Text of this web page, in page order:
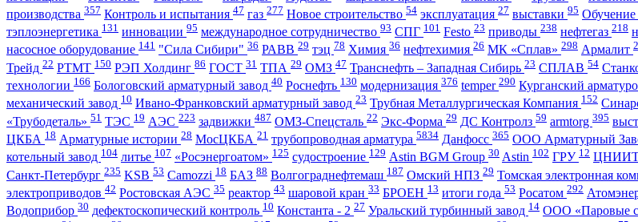
производства 357 Контроль и испытания 47 газ 277 Новое строительство 54 эксплуатация 27 выставки 95
тэплоэнергетика 131 инновации 95 международное сотрудничество 93 СПГ 101 Festo 23 приводы 238 нефтегаз 218
насосное оборудование 141 "Сила Сибири" 36 РАВВ 29 тэц 78 Химия 36 нефтехимия 26 МК «Сплав» 298 Армалит
Трейд 22 РТМТ 150 РЭП Холдинг 86 ГОСТ 31 ТПА 29 ОМЗ 47 Транснефть – Западная Сибирь 23 СПЛАВ 54
технологии 166 Бологовский арматурный завод 40 Роснефть 130 модернизация 376 temper 290 Курганский
механический завод 10 Ивано-Франковский арматурный завод 23 Трубная Металлургическая Компания 152
«Трубодеталь» 51 ТЭС 19 АЭС 223 задвижки 487 ОМЗ-Спецсталь 22 Экс-Форма 29 ДС Контролз 59 armtorg 395
ЦКБА 18 Арматурные истории 28 МосЦКБА 21 трубопроводная арматура 5834 Данфосс 365 ООО Арматурный
котельный завод 104 литье 107 «Росэнергоатом» 125 судостроение 129 Astin BGM Group 30 Astin 102 ГРУ 12
Санкт-Петербург 235 KSB 53 Camozzi 18 БАЗ 88 Волгограднефтемаш 187 Омский НПЗ 29 Томская электронная
электроприводов 42 Ростовская АЭС 35 реактор 43 шаровой кран 33 БРОЕН 13 итоги года 53 Росатом 292
Водоприбор 30 дефектоскопический контроль 10 Константа - 2 27 Уральский турбинный завод 14 ООО «Паровые